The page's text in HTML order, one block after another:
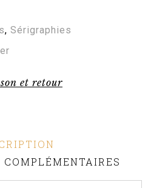
, Sérigraphies
et retour